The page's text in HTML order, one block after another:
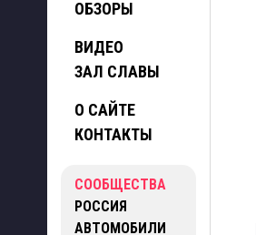
ОБЗОРЫ
ВИДЕО
ЗАЛ СЛАВЫ
О САЙТЕ
КОНТАКТЫ
СООБЩЕСТВА
РОССИЯ
АВТОМОБИЛИ